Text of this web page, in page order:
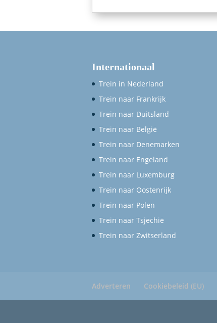
Internationaal
Trein in Nederland
Trein naar Frankrijk
Trein naar Duitsland
Trein naar België
Trein naar Denemarken
Trein naar Engeland
Trein naar Luxemburg
Trein naar Oostenrijk
Trein naar Polen
Trein naar Tsjechië
Trein naar Zwitserland
Adverteren Cookiebeleid (EU)